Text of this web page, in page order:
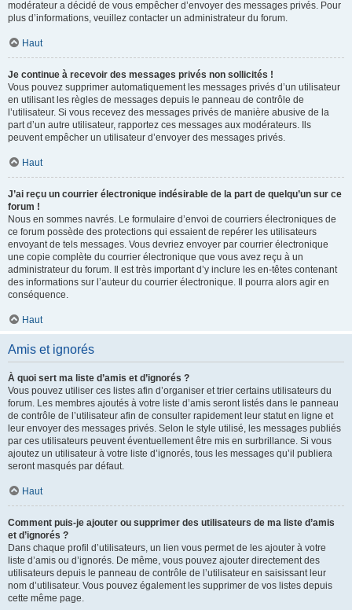
modérateur a décidé de vous empêcher d’envoyer des messages privés. Pour
plus d’informations, veuillez contacter un administrateur du forum.
Haut
Je continue à recevoir des messages privés non sollicités !
Vous pouvez supprimer automatiquement les messages privés d’un utilisateur
en utilisant les règles de messages depuis le panneau de contrôle de
l’utilisateur. Si vous recevez des messages privés de manière abusive de la
part d’un autre utilisateur, rapportez ces messages aux modérateurs. Ils
peuvent empêcher un utilisateur d’envoyer des messages privés.
Haut
J’ai reçu un courrier électronique indésirable de la part de quelqu’un sur ce
forum !
Nous en sommes navrés. Le formulaire d’envoi de courriers électroniques de
ce forum possède des protections qui essaient de repérer les utilisateurs
envoyant de tels messages. Vous devriez envoyer par courrier électronique
une copie complète du courrier électronique que vous avez reçu à un
administrateur du forum. Il est très important d’y inclure les en-têtes contenant
des informations sur l’auteur du courrier électronique. Il pourra alors agir en
conséquence.
Haut
Amis et ignorés
À quoi sert ma liste d’amis et d’ignorés ?
Vous pouvez utiliser ces listes afin d’organiser et trier certains utilisateurs du
forum. Les membres ajoutés à votre liste d’amis seront listés dans le panneau
de contrôle de l’utilisateur afin de consulter rapidement leur statut en ligne et
leur envoyer des messages privés. Selon le style utilisé, les messages publiés
par ces utilisateurs peuvent éventuellement être mis en surbrillance. Si vous
ajoutez un utilisateur à votre liste d’ignorés, tous les messages qu’il publiera
seront masqués par défaut.
Haut
Comment puis-je ajouter ou supprimer des utilisateurs de ma liste d’amis
et d’ignorés ?
Dans chaque profil d’utilisateurs, un lien vous permet de les ajouter à votre
liste d’amis ou d’ignorés. De même, vous pouvez ajouter directement des
utilisateurs depuis le panneau de contrôle de l’utilisateur en saisissant leur
nom d’utilisateur. Vous pouvez également les supprimer de vos listes depuis
cette même page.